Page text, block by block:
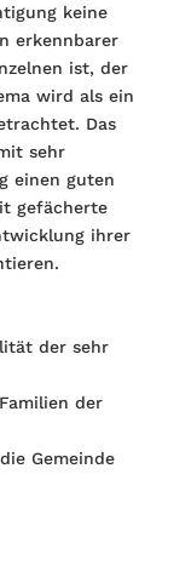
keine
erkennbarer
ist, der
wird als ein
Das
sehr
einen guten
gefächerte
ihrer
der sehr
der
Gemeinde